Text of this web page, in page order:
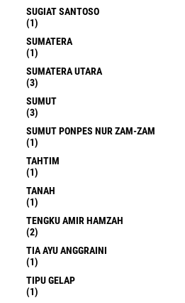
SUGIAT SANTOSO
(1)
SUMATERA
(1)
SUMATERA UTARA
(3)
SUMUT
(3)
SUMUT PONPES NUR ZAM-ZAM
(1)
TAHTIM
(1)
TANAH
(1)
TENGKU AMIR HAMZAH
(2)
TIA AYU ANGGRAINI
(1)
TIPU GELAP
(1)